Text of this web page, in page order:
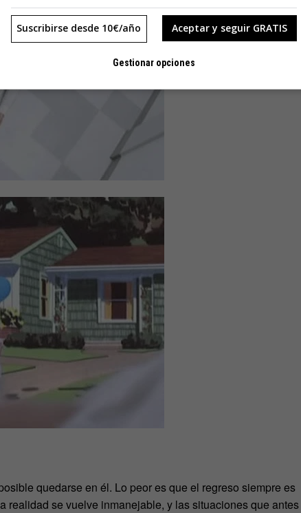
quedarse en él. Lo peor es que el regreso siempre es
realidad se vuelve inmanejable, y las situaciones que antes
Aceptar y seguir GRATIS
Suscribirse desde 10€/año
Gestionar opciones